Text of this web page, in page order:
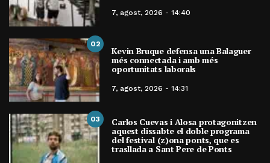
7, agost, 2026 - 14:40
02
Kevin Bruque defensa una Balaguer
més connectada i amb més
oportunitats laborals
7, agost, 2026 - 14:31
03 Carlos Cuevas i Alosa protagonitzen
aquest dissabte el doble programa
del festival (z)ona ponts, que es
trasllada a Sant Pere de Ponts